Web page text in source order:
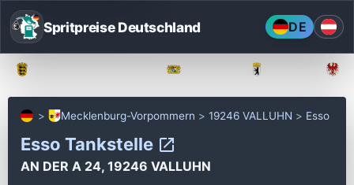
Spritpreise Deutschland DE
Mecklenburg-Vorpommern 19246 VALLUHN Esso
Esso Tankstelle
AN DER A 24, 19246 VALLUHN